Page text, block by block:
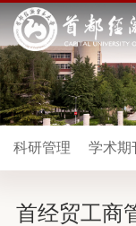
科研管理 学术期
首经贸工商